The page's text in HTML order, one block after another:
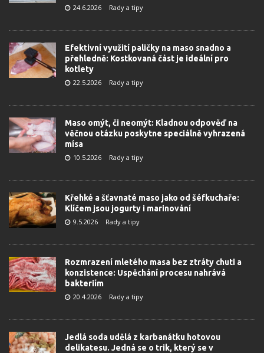
24.6.2026 Rady a tipy
Efektivní využití paličky na maso snadno a
přehledně: Kostkovaná část je ideální pro
kotlety
22.5.2026 Rady a tipy
Maso omýt, či neomýt: Kladnou odpověď na
věčnou otázku poskytne speciálně vyhrazená
mísa
10.5.2026 Rady a tipy
Křehké a šťavnaté maso jako od šéfkuchaře:
Klíčem jsou jogurty i marinování
9.5.2026 Rady a tipy
Rozmrazení mletého masa bez ztráty chuti a
konzistence: Uspěchání procesu nahrává
bakteriím
20.4.2026 Rady a tipy
Jedlá soda udělá z karbanátku hotovou
delikatesu. Jedná se o trik, který se v